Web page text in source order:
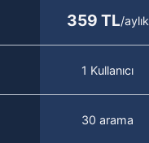
359 TL/aylık
1 Kullanıcı
30 arama